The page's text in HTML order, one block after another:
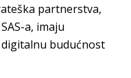
partnerstva,
a, imaju
budućnost